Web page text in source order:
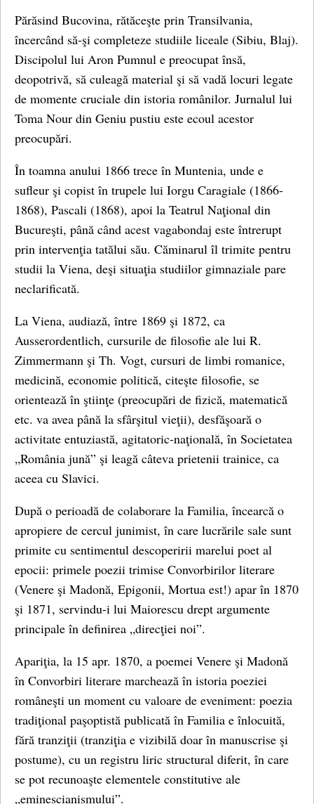
Părăsind Bucovina, rătăceşte prin Transilvania,
încercând să-şi completeze studiile liceale (Sibiu, Blaj).
Discipolul lui Aron Pumnul e preocupat însă,
deopotrivă, să culeagă material şi să vadă locuri legate
de momente cruciale din istoria românilor. Jurnalul lui
Toma Nour din Geniu pustiu este ecoul acestor
preocupări.
În toamna anului 1866 trece în Muntenia, unde e
sufleur şi copist în trupele lui Iorgu Caragiale (1866-
1868), Pascali (1868), apoi la Teatrul Naţional din
Bucureşti, până când acest vagabondaj este întrerupt
prin intervenţia tatălui său. Căminarul îl trimite pentru
studii la Viena, deşi situaţia studiilor gimnaziale pare
neclarificată.
La Viena, audiază, între 1869 şi 1872, ca
Ausserordentlich, cursurile de filosofie ale lui R.
Zimmermann şi Th. Vogt, cursuri de limbi romanice,
medicină, economie politică, citeşte filosofie, se
orientează în ştiinţe (preocupări de fizică, matematică
etc. va avea până la sfârşitul vieţii), desfăşoară o
activitate entuziastă, agitatoric-naţională, în Societatea
„România jună” şi leagă câteva prietenii trainice, ca
aceea cu Slavici.
După o perioadă de colaborare la Familia, încearcă o
apropiere de cercul junimist, în care lucrările sale sunt
primite cu sentimentul descoperirii marelui poet al
epocii: primele poezii trimise Convorbirilor literare
(Venere şi Madonă, Epigonii, Mortua est!) apar în 1870
şi 1871, servindu-i lui Maiorescu drept argumente
principale în definirea „direcţiei noi”.
Apariţia, la 15 apr. 1870, a poemei Venere şi Madonă
în Convorbiri literare marchează în istoria poeziei
româneşti un moment cu valoare de eveniment: poezia
tradiţional paşoptistă publicată în Familia e înlocuită,
fără tranziţii (tranziţia e vizibilă doar în manuscrise şi
postume), cu un registru liric structural diferit, în care
se pot recunoaşte elementele constitutive ale
„eminescianismului”.